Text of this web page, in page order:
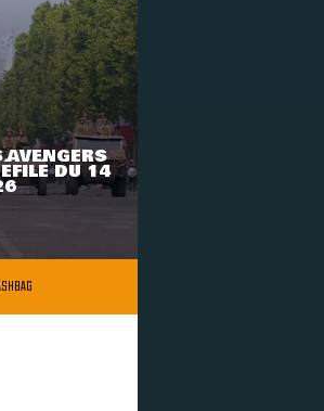
AVENGERS
DU 14